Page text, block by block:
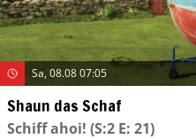
Sa, 08.08 07:05
Shaun das Schaf
Schiff ahoi! (S:2 E: 21)